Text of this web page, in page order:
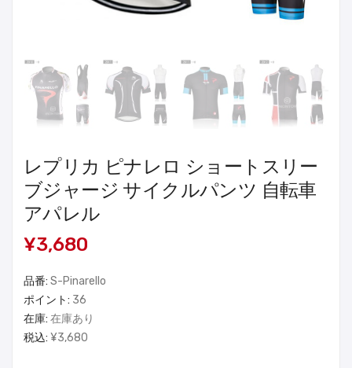
レプリカ ピナレロ ショートスリー
ブジャージ サイクルパンツ 自転車
アパレル
¥3,680
品番: S-Pinarello
ポイント: 36
在庫: 在庫あり
税込: ¥3,680